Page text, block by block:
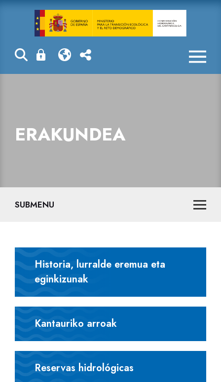
Erakundea
ERAKUNDEA
SUBMENU
Historia, lurralde eremua eta
eginkizunak
Kantauriko arroak
Reservas hidrológicas